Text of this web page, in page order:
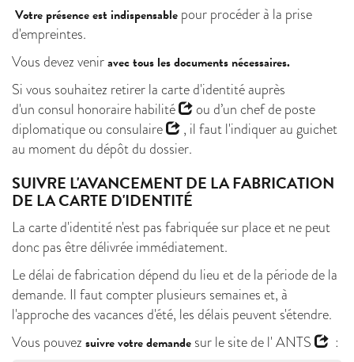
Votre présence est indispensable pour procéder à la prise
d'empreintes.
Vous devez veniravec tous les documents nécessaires.
Si vous souhaitez retirer la carte d'identité auprès
d'un consul honoraire habilité ou d’un chef de poste
diplomatique ou consulaire
, il faut l'indiquer au guichet
au moment du dépôt du dossier.
SUIVRE L'AVANCEMENT DE LA FABRICATION
DE LA CARTE D'IDENTITÉ
La carte d'identité n'est pas fabriquée sur place et ne peut
donc pas être délivrée immédiatement.
Le délai de fabrication dépend du lieu et de la période de la
demande. Il faut compter plusieurs semaines et, à
l'approche des vacances d'été, les délais peuvent s'étendre.
Vous pouvez suivre votre demande sur le site de l' ANTS :